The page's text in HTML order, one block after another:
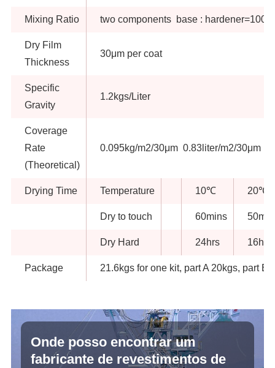
Mixing Ratio two components base :
Dry Film
Thickness
30μm per coat
Specific
Gravity
1.2kgs/Liter
Coverage
Rate
(Theoretical)
0.095kg/m2/30μm 0.83liter/m2/30μm
Drying Time Temperature 10℃ 20℃
Dry to touch 60mins
Dry Hard 24hrs 16hrs
Package 21.6kgs for one kit, part A 20kgs, part B
Onde posso encontrar um
fabricante de revestimentos de